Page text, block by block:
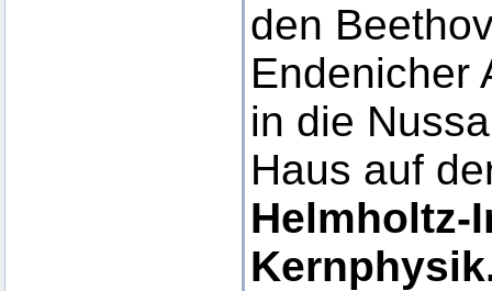
den
Endenicher
in die
Haus auf
Helmholtz-